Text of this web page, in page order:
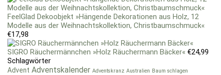
FeelGlad Dekoobjekt »Hängende Dekorationen aus Holz, 12
Modelle aus der Weihnachtskollektion, Christbaumschmuck«
€17,98
SIGRO Räuchermännchen »Holz Räuchermann Bäcker« €24,99
Schlagwörter
Advent Adventskalender Adventskranz Australien Baum schlagen